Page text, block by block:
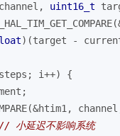
uint16_t
)(target -
i++) {
// 小延迟不影响系统